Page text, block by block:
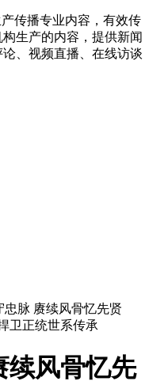
传播专业内容，有效传
生产的内容，提供新闻
、视频直播、在线访谈
忠脉 赓续风骨忆先贤
卫正统世系传承
续风骨忆先